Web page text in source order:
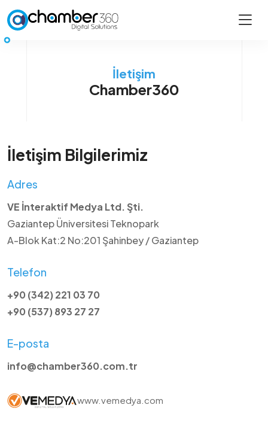
İletişim
Chamber360
İletişim Bilgilerimiz
Adres
VE İnteraktif Medya Ltd. Şti.
Gaziantep Üniversitesi Teknopark
A-Blok Kat:2 No:201 Şahinbey / Gaziantep
Telefon
+90 (342) 221 03 70
+90 (537) 893 27 27
E-posta
info@chamber360.com.tr
www.vemedya.com